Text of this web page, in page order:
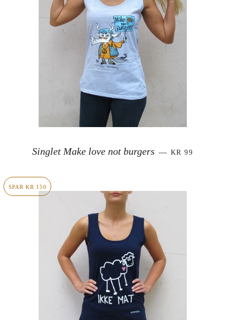
Singlet Make love not burgers — SALGSPRIS
KR 99
SPAR KR 150